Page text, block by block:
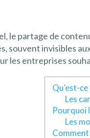
le partage de
souvent invisibles
les entreprises
Qu’est-
Les
Pourquoi
Les